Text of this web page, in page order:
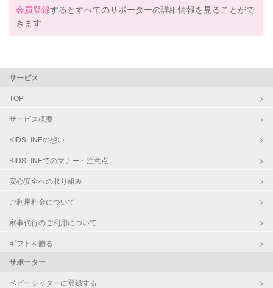
会員登録するとすべてのサポーターの詳細情報を見ることがで
きます
サービス
TOP
サービス概要
KIDSLINEの想い
KIDSLINEでのマナー・注意点
安心安全への取り組み
ご利用料金について
家事代行のご利用について
ギフトを贈る
サポーター
ベビーシッターに登録する